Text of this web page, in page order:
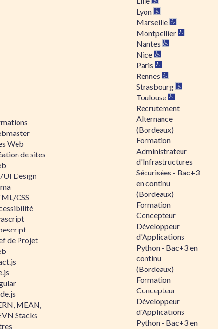
Web
de sites
UI Design
CSS
de Projet
MEAN,
Stacks
Lyon
Marseille
Montpellier
Nantes
Nice
Paris
Rennes
Strasbourg
Toulouse
Recrutement
Alternance
(Bordeaux)
Formation
Administrateur
d'Infrastructures
Sécurisées - Bac+3
en continu
(Bordeaux)
Formation
Concepteur
Développeur
d'Applications
Python - Bac+3 en
continu
(Bordeaux)
Formation
Concepteur
Développeur
d'Applications
Python - Bac+3 en